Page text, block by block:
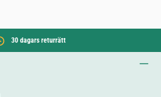
30 dagars returrätt